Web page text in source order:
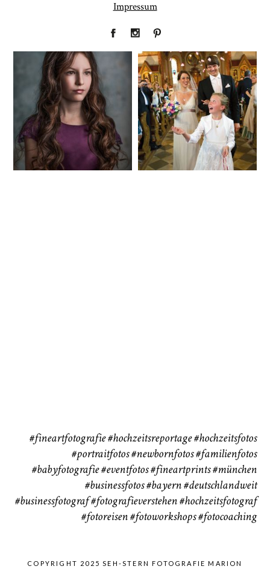
Impressum
Fineart
41
Hochzeit
183
#fineartfotografie #hochzeitsreportage #hochzeitsfotos
#portraitfotos #newbornfotos #familienfotos
#babyfotografie #eventfotos #fineartprints#münchen
#businessfotos#bayern #deutschlandweit
#businessfotograf#fotografieverstehen #hochzeitsfotograf
#fotoreisen #fotoworkshops #fotocoaching
COPYRIGHT 2025 SEH-STERN FOTOGRAFIE MARION